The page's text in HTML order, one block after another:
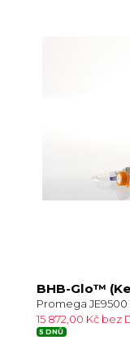
BHB-Glo™
Promega JE9500
15 872,00 Kč bez
5 DNŮ